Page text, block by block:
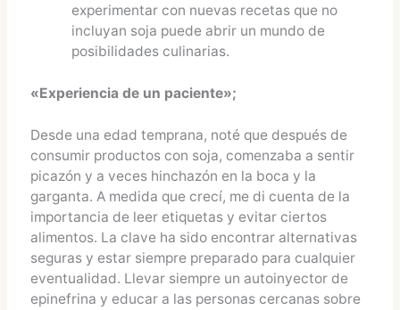
experimentar con nuevas recetas que no
incluyan soja puede abrir un mundo de
posibilidades culinarias.
«Experiencia de un paciente»;
Desde una edad temprana, noté que después de
consumir productos con soja, comenzaba a sentir
picazón y a veces hinchazón en la boca y la
garganta. A medida que crecí, me di cuenta de la
importancia de leer etiquetas y evitar ciertos
alimentos. La clave ha sido encontrar alternativas
seguras y estar siempre preparado para cualquier
eventualidad. Llevar siempre un autoinyector de
epinefrina y educar a las personas cercanas sobre